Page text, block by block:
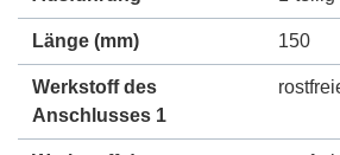
Länge (mm) 150
Werkstoff des
Anschlusses 1